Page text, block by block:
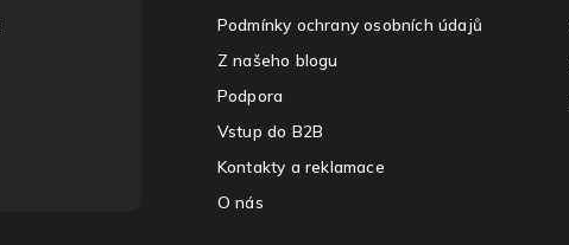
Podmínky ochrany osobních údajů
Z našeho blogu
Podpora
Vstup do B2B
Kontakty a reklamace
O nás